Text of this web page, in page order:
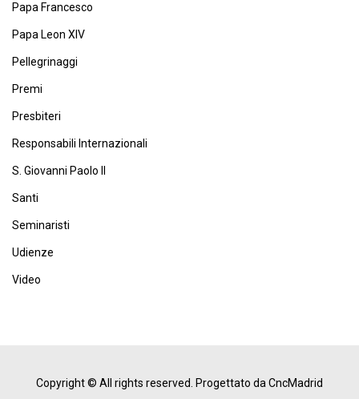
Papa Francesco
Papa Leon XIV
Pellegrinaggi
Premi
Presbiteri
Responsabili Internazionali
S. Giovanni Paolo II
Santi
Seminaristi
Udienze
Video
Copyright © All rights reserved. Progettato da CncMadrid